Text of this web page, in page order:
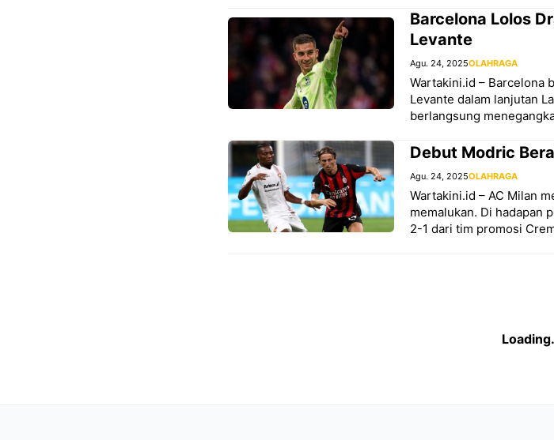
Barcelona Lolos
Levante
Agu. 24, 2025OLAHRAGA
Wartakini.id – Barcelona
Levante dalam lanjutan
berlangsung
Debut Modric
Agu. 24, 2025OLAHRAGA
Wartakini.id – AC Milan
memalukan. Di hadapan
2-1 dari tim promosi
Yamal Lebih Berbakat